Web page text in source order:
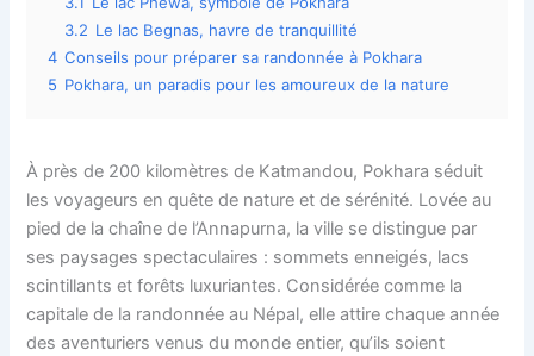
3.2 Le lac Begnas, havre de tranquillité
4 Conseils pour préparer sa randonnée à Pokhara
5 Pokhara, un paradis pour les amoureux de la nature
À près de 200 kilomètres de Katmandou, Pokhara séduit
les voyageurs en quête de nature et de sérénité. Lovée au
pied de la chaîne de l’Annapurna, la ville se distingue par
ses paysages spectaculaires : sommets enneigés, lacs
scintillants et forêts luxuriantes. Considérée comme la
capitale de la randonnée au Népal, elle attire chaque année
des aventuriers venus du monde entier, qu’ils soient